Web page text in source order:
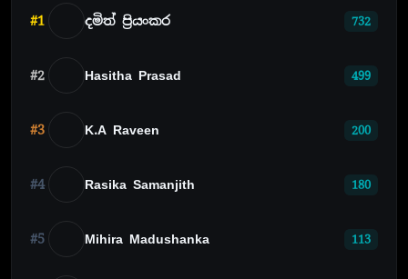
#1 දමිත් ප්‍රියංකර 732
#2 Hasitha Prasad 499
#3 K.A Raveen 200
#4 Rasika Samanjith 180
#5 Mihira Madushanka 113